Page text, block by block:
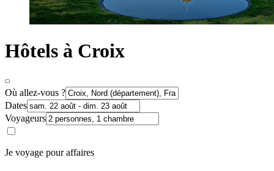
Hôtels à Croix
Où allez-vous ?
Dates
Voyageurs
Je voyage pour affaires